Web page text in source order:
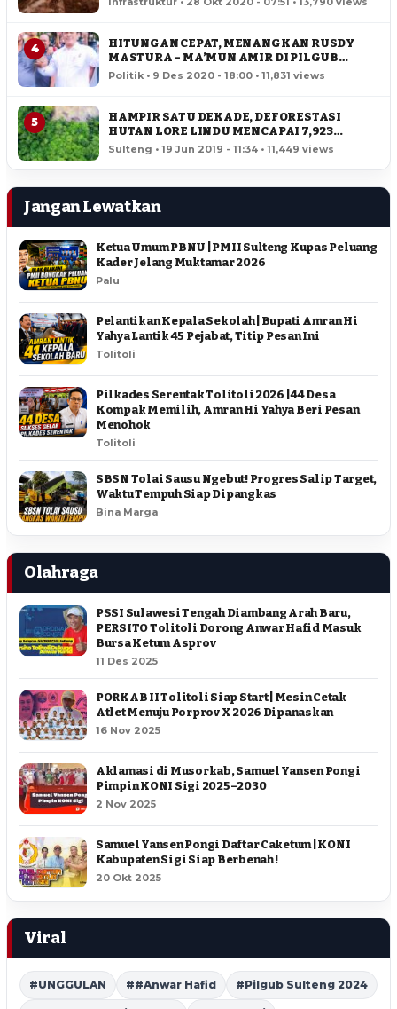
4
HITUNGAN CEPAT, MENANGKAN RUSDY
MASTURA – MA’MUN AMIR DI PILGUB
SULTENG
Politik • 9 Des 2020 - 18:00 • 11,831 views
5
HAMPIR SATU DEKADE, DEFORESTASI
HUTAN LORE LINDU MENCAPAI 7,923
HEKTAR
Sulteng • 19 Jun 2019 - 11:34 • 11,449 views
Jangan Lewatkan
Ketua Umum PBNU | PMII Sulteng Kupas Peluang
Kader Jelang Muktamar 2026
Palu
Pelantikan Kepala Sekolah | Bupati Amran Hi
Yahya Lantik 45 Pejabat, Titip Pesan Ini
Tolitoli
Pilkades Serentak Tolitoli 2026 | 44 Desa
Kompak Memilih, Amran Hi Yahya Beri Pesan
Menohok
Tolitoli
SBSN Tolai Sausu Ngebut! Progres Salip Target,
Waktu Tempuh Siap Dipangkas
Bina Marga
Olahraga
PSSI Sulawesi Tengah Diambang Arah Baru,
PERSITO Tolitoli Dorong Anwar Hafid Masuk
Bursa Ketum Asprov
11 Des 2025
PORKAB II Tolitoli Siap Start | Mesin Cetak
Atlet Menuju Porprov X 2026 Dipanaskan
16 Nov 2025
Aklamasi di Musorkab, Samuel Yansen Pongi
Pimpin KONI Sigi 2025–2030
2 Nov 2025
Samuel Yansen Pongi Daftar Caketum | KONI
Kabupaten Sigi Siap Berbenah !
20 Okt 2025
Viral
#UNGGULAN ##Anwar Hafid #Pilgub Sulteng 2024